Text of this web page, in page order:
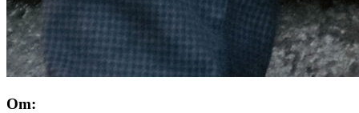
Om: